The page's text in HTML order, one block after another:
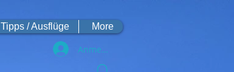
Tipps / Ausflüge More
Anmelden